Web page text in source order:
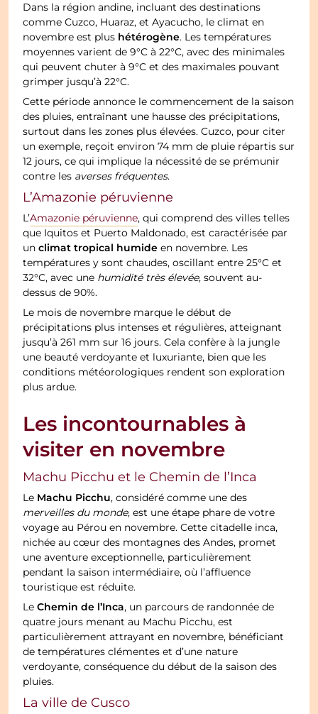
Dans la région andine, incluant des destinations
comme Cuzco, Huaraz, et Ayacucho, le climat en
novembre est plus hétérogène. Les températures
moyennes varient de 9°C à 22°C, avec des minimales
qui peuvent chuter à 9°C et des maximales pouvant
grimper jusqu’à 22°C.
Cette période annonce le commencement de la saison
des pluies, entraînant une hausse des précipitations,
surtout dans les zones plus élevées. Cuzco, pour citer
un exemple, reçoit environ 74 mm de pluie répartis sur
12 jours, ce qui implique la nécessité de se prémunir
contre les averses fréquentes.
L’Amazonie péruvienne
L’Amazonie péruvienne, qui comprend des villes telles
que Iquitos et Puerto Maldonado, est caractérisée par
unclimat tropical humide en novembre. Les
températures y sont chaudes, oscillant entre 25°C et
32°C, avec une humidité très élevée, souvent au-
dessus de 90%.
Le mois de novembre marque le début de
précipitations plus intenses et régulières, atteignant
jusqu’à 261 mm sur 16 jours. Cela confère à la jungle
une beauté verdoyante et luxuriante, bien que les
conditions météorologiques rendent son exploration
plus ardue.
Les incontournables à
visiter en novembre
Machu Picchu et le Chemin de l’Inca
Le Machu Picchu, considéré comme une des
merveilles du monde, est une étape phare de votre
voyage au Pérou en novembre. Cette citadelle inca,
nichée au cœur des montagnes des Andes, promet
une aventure exceptionnelle, particulièrement
pendant la saison intermédiaire, où l’affluence
touristique est réduite.
LeChemin de l’Inca, un parcours de randonnée de
quatre jours menant au Machu Picchu, est
particulièrement attrayant en novembre, bénéficiant
de températures clémentes et d’une nature
verdoyante, conséquence du début de la saison des
pluies.
La ville de Cusco